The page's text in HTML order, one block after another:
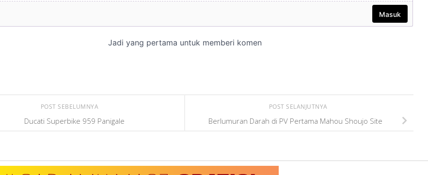
POST SELANJUTNYA
Berlumuran Darah di PV Pertama Mahou Shoujo Site
POST SEBELUMNYA
Ducati Superbike 959 Panigale